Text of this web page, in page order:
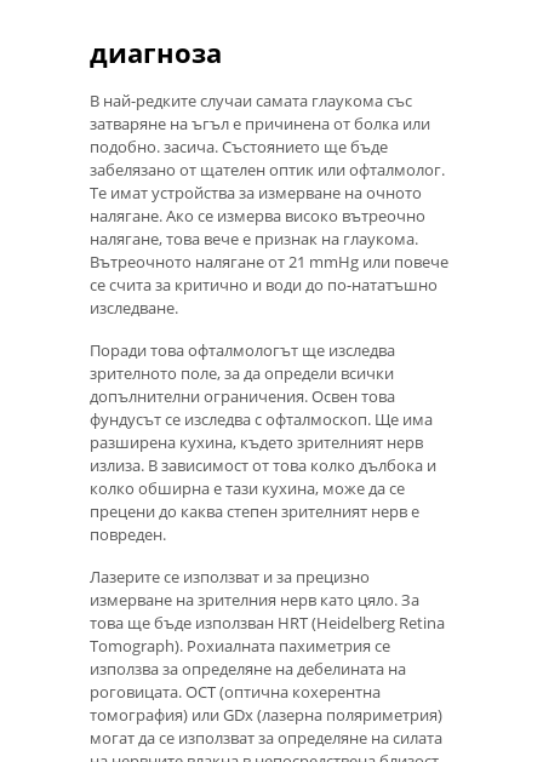
диагноза
В най-редките случаи самата глаукома със
затваряне на ъгъл е причинена от болка или
подобно. засича. Състоянието ще бъде
забелязано от щателен оптик или офталмолог.
Те имат устройства за измерване на очното
налягане. Ако се измерва високо вътреочно
налягане, това вече е признак на глаукома.
Вътреочното налягане от 21 mmHg или повече
се счита за критично и води до по-нататъшно
изследване.
Поради това офталмологът ще изследва
зрителното поле, за да определи всички
допълнителни ограничения. Освен това
фундусът се изследва с офталмоскоп. Ще има
разширена кухина, където зрителният нерв
излиза. В зависимост от това колко дълбока и
колко обширна е тази кухина, може да се
прецени до каква степен зрителният нерв е
повреден.
Лазерите се използват и за прецизно
измерване на зрителния нерв като цяло. За
това ще бъде използван HRT (Heidelberg Retina
Tomograph). Рохиалната пахиметрия се
използва за определяне на дебелината на
роговицата. OCT (оптична кохерентна
томография) или GDx (лазерна поляриметрия)
могат да се използват за определяне на силата